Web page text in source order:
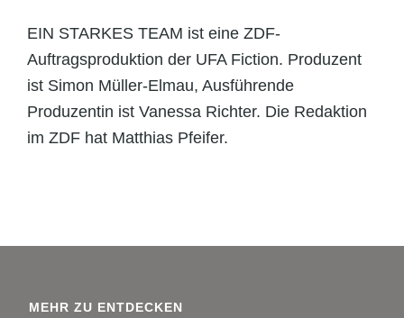
EIN STARKES TEAM ist eine ZDF-
Auftragsproduktion der UFA Fiction. Produzent
ist Simon Müller-Elmau, Ausführende
Produzentin ist Vanessa Richter. Die Redaktion
im ZDF hat Matthias Pfeifer.
MEHR ZU ENTDECKEN